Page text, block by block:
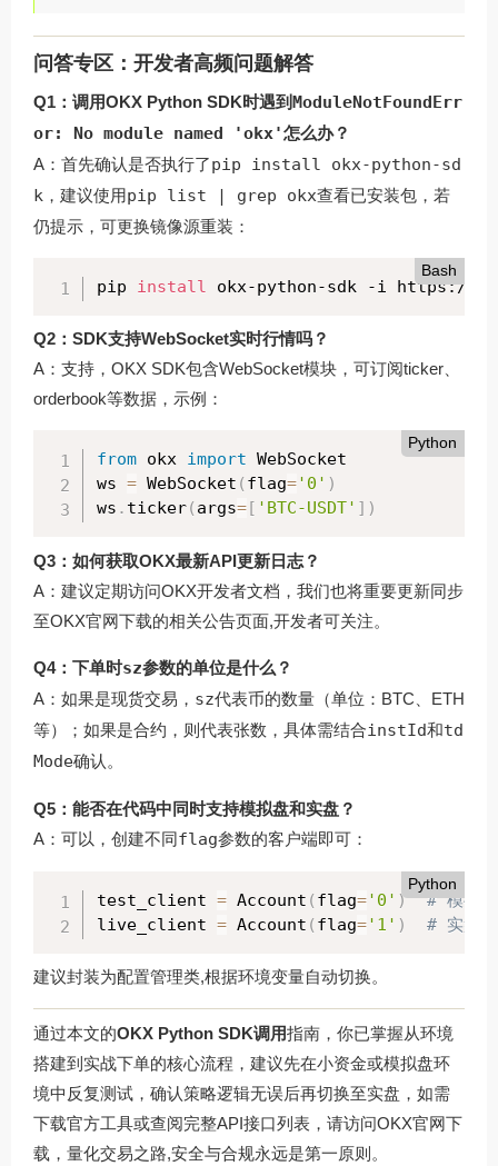
问答专区：开发者高频问题解答
Q1：调用OKX Python SDK时遇到ModuleNotFoundErr
or: No module named 'okx'怎么办？
A：首先确认是否执行了pip install okx-python-sd
k ，建议使用pip list | grep okx查看已安装包，若
仍提示，可更换镜像源重装：
Bash
pip install okx-python-sdk -i https://
Q2：SDK支持WebSocket实时行情吗？
A：支持，OKX SDK包含WebSocket模块，可订阅ticker、
orderbook等数据，示例：
Python
from okx import WebSocket
ws = WebSocket ( flag='0' )
ws . ticker( args=[ 'BTC-USDT' ] )
Q3：如何获取OKX最新API更新日志？
A：建议定期访问OKX开发者文档，我们也将重要更新同步
至OKX官网下载的相关公告页面,开发者可关注。
Q4：下单时sz参数的单位是什么？
A：如果是现货交易， sz代表币的数量（单位：BTC、ETH
等）；如果是合约，则代表张数，具体需结合instId和td
Mode确认。
Q5：能否在代码中同时支持模拟盘和实盘？
A：可以，创建不同flag参数的客户端即可：
Python
test_client = Account ( flag='0' )
# 模拟盘
live_client = Account ( flag='1' ) # 实盘
建议封装为配置管理类,根据环境变量自动切换。
通过本文的OKX Python SDK调用指南，你已掌握从环境
搭建到实战下单的核心流程，建议先在小资金或模拟盘环
境中反复测试，确认策略逻辑无误后再切换至实盘，如需
下载官方工具或查阅完整API接口列表，请访问OKX官网下
载 ，量化交易之路,安全与合规永远是第一原则。